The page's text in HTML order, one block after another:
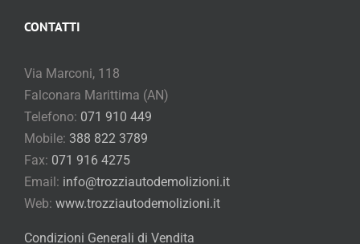
CONTATTI
Via Marconi, 118
Falconara Marittima (AN)
Telefono: 071 910 449
Mobile: 388 822 3789
Fax: 071 916 4275
Email: info@trozziautodemolizioni.it
Web: www.trozziautodemolizioni.it
Condizioni Generali di Vendita